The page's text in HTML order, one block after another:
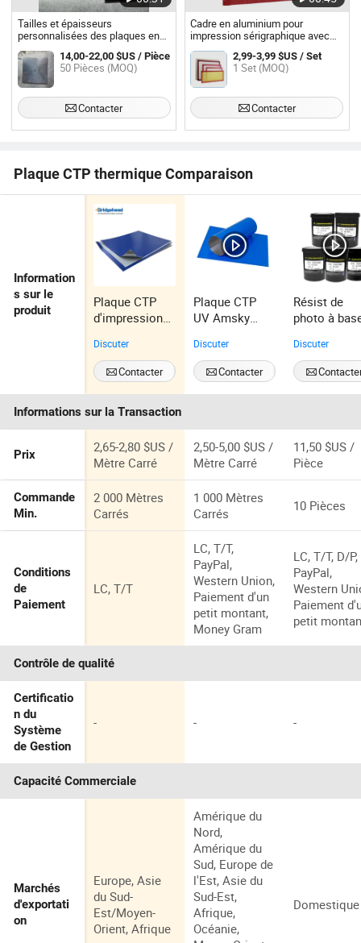
Tailles et épaisseurs
personnalisées des plaques en
acier pour impression par
tampographie pour machines
d'impression par tampographie
14,00-22,00 $US / Pièce
50 Pièces (MOQ)
Contacter
Cadre en aluminium pour
impression sérigraphique avec
48t 61t plaque en maille blanche
pour encre à solvant État
2,99-3,99 $US / Set
1 Set (MOQ)
Contacter
Plaque CTP thermique Comparaison
Information
s sur le
produit
Plaque CTP
d'impression
Bridgehead
Discuter
Contacter
Plaque CTP
UV Amsky
plaque
d'impression
Ctcp
Discuter
Contacter
Résist de
photo à
d'huile,
d'écran de
haute
précision,
t et bonne
libération,
être
plusieurs
Discuter
Informations sur la Transaction
Prix
2,65-2,80 $US /
Mètre Carré
2,50-5,00 $US /
Mètre Carré
11,50 $US /
Pièce
Commande
Min.
2 000 Mètres
Carrés
1 000 Mètres
Carrés
10 Pièces
Conditions
de
Paiement
LC, T/T
LC, T/T,
PayPal,
Western Union,
Paiement d'un
petit montant,
Money Gram
LC, T/T, D/P,
PayPal,
Western
Paiement
petit
Contrôle de qualité
Certificatio
n du
Système
de Gestion
- - -
Capacité Commerciale
Marchés
d'exportati
on
Europe, Asie
du Sud-
Est/Moyen-
Orient, Afrique
Amérique du
Nord,
Amérique du
Sud, Europe de
l'Est, Asie du
Sud-Est,
Afrique,
Océanie,
Domestique